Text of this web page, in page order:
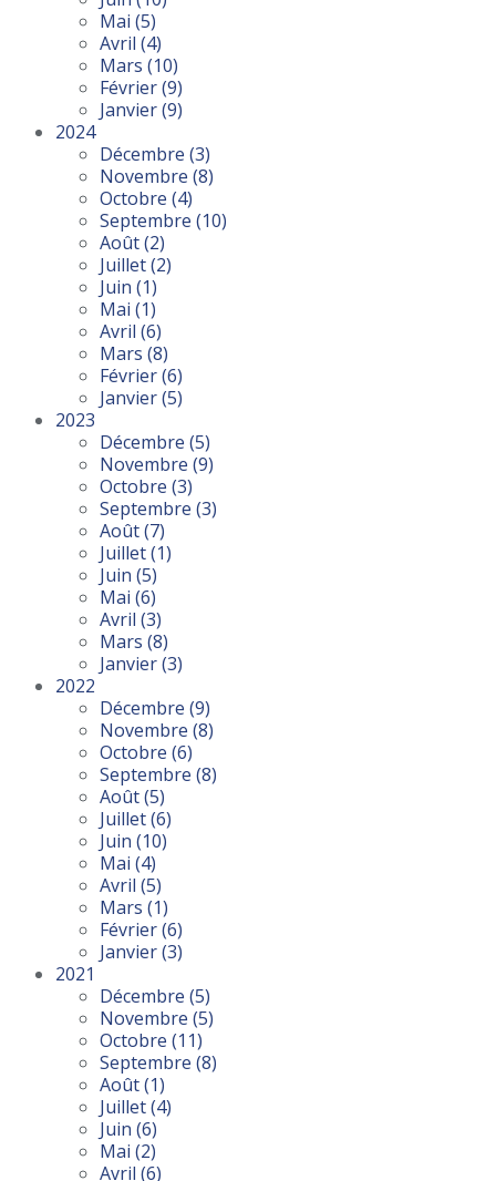
Mai (5)
Avril (4)
Mars (10)
Février(9)
Janvier(9)
2024
Décembre (3)
Novembre (8)
Octobre (4)
Septembre (10)
Août(2)
Juillet(2)
Juin (1)
Mai (1)
Avril (6)
Mars (8)
Février(6)
Janvier(5)
2023
Décembre (5)
Novembre (9)
Octobre (3)
Septembre (3)
Août(7)
Juillet(1)
Juin (5)
Mai (6)
Avril (3)
Mars (8)
Janvier(3)
2022
Décembre (9)
Novembre (8)
Octobre (6)
Septembre (8)
Août(5)
Juillet(6)
Juin (10)
Mai (4)
Avril (5)
Mars (1)
Février(6)
Janvier(3)
2021
Décembre (5)
Novembre (5)
Octobre (11)
Septembre (8)
Août(1)
Juillet(4)
Juin (6)
Mai (2)
Avril (6)